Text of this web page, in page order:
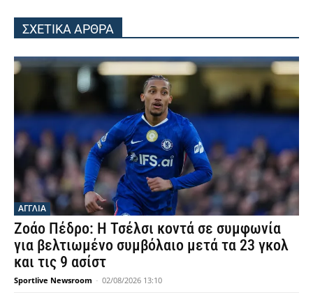
ΣΧΕΤΙΚΑ ΑΡΘΡΑ
ΑΓΓΛΙΑ
Ζοάο Πέδρο: Η Τσέλσι κοντά σε συμφωνία
για βελτιωμένο συμβόλαιο μετά τα 23 γκολ
και τις 9 ασίστ
Sportlive Newsroom - 02/08/2026 13:10